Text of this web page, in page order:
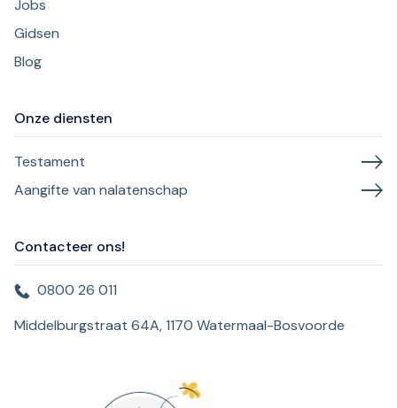
Jobs
Gidsen
Blog
Onze diensten
Testament
Aangifte van nalatenschap
Contacteer ons!
0800 26 011
Middelburgstraat 64A, 1170 Watermaal-Bosvoorde